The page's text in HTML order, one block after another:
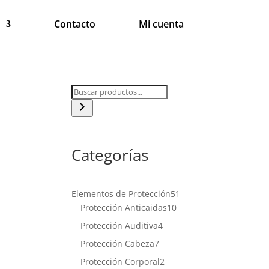
Contacto Mi cuenta
Categorías
Elementos de Protección51
Protección Anticaidas1010
Protección Auditiva44
Protección Cabeza77
productos
Protección Corporal2